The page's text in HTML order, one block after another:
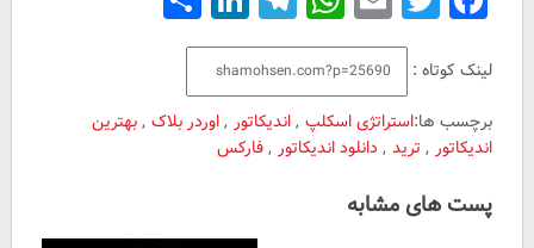
لینک کوتاه :
برچسب ها:استراتژی اسکلپ ,اندیکاتور ,اوردر بلاک ,بهترین
اندیکاتور , ترید , دانلود اندیکاتور ,فارکس
پست های مشابه